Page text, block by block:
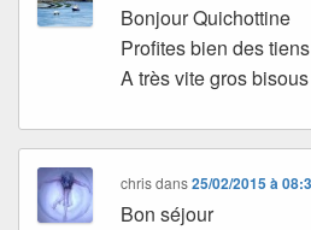
Bonjour Quichottine
Profites bien des
A très vite gros bisous
chrisdans25/02/2015 à
Bon séjour